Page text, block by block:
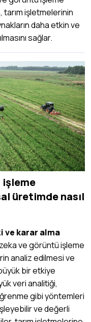
tarım işletmelerinin
daha etkin ve
sağlar.
işleme
üretimde nasıl
ve karar alma
ve görüntü işleme
analiz edilmesi ve
bir etkiye
veri analitiği,
gibi yöntemleri
ve değerli